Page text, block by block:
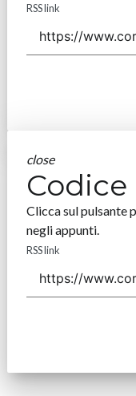
RSS link
close
Codice
Clicca sul pulsante
negli appunti.
RSS link